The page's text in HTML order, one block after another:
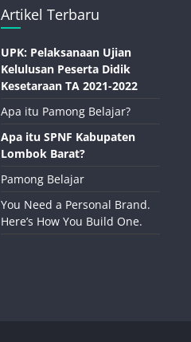
Artikel Terbaru
UPK: Pelaksanaan Ujian
Kelulusan Peserta Didik
Kesetaraan TA 2021-2022
Apa itu Pamong Belajar?
Apa itu SPNF Kabupaten
Lombok Barat?
Pamong Belajar
You Need a Personal Brand.
Here’s How You Build One.